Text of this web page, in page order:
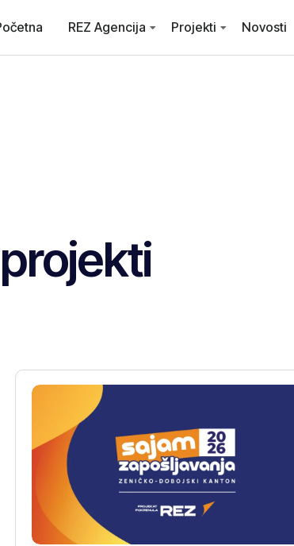
REZ Agencija Projekti Novosti